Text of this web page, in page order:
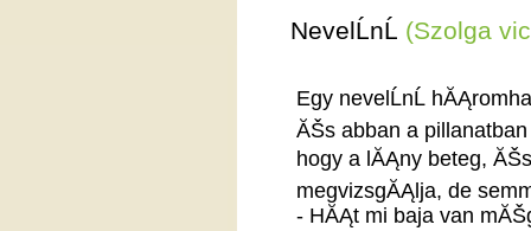
NevelĹnĹ (Szolga
Egy nevelĹnĹ
ĂŠs abban a
hogy a lĂĄny beteg,
megvizsgĂĄlja, de
- HĂĄt mi baja van